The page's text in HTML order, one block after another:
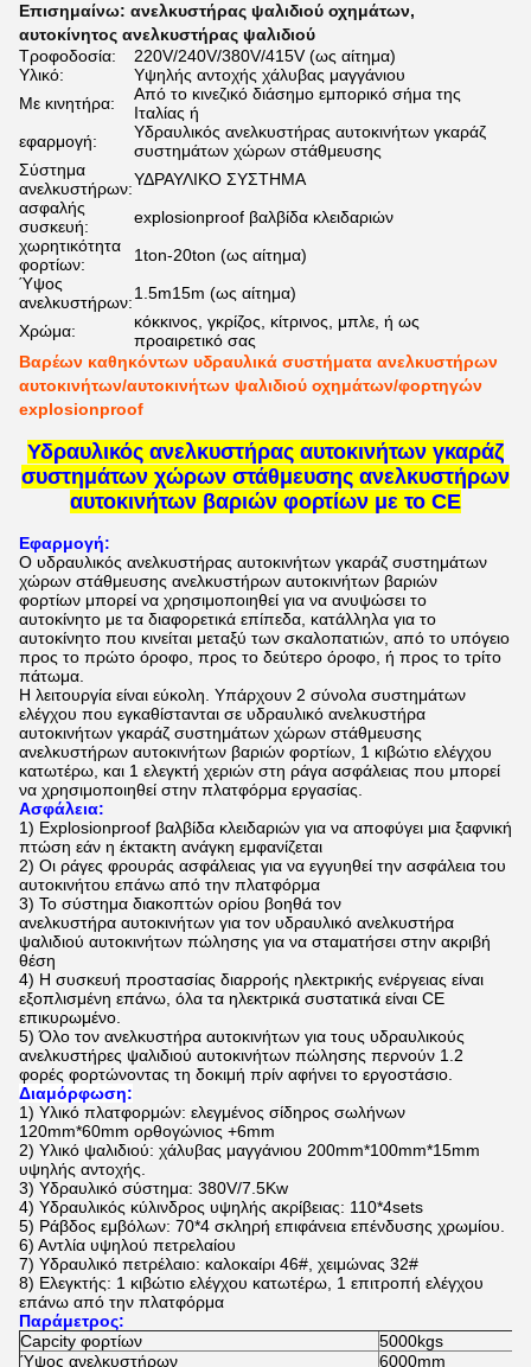
Επισημαίνω: ανελκυστήρας ψαλιδιού οχημάτων,
αυτοκίνητος ανελκυστήρας ψαλιδιού
Τροφοδοσία:
220V/240V/380V/415V (ως αίτημα)
Υλικό:
Υψηλής αντοχής χάλυβας μαγγάνιου
Με κινητήρα:
Από το κινεζικό διάσημο εμπορικό σήμα της
Ιταλίας ή
εφαρμογή:
Υδραυλικός ανελκυστήρας αυτοκινήτων γκαράζ
συστημάτων χώρων στάθμευσης
Σύστημα
ανελκυστήρων:ΥΔΡΑΥΛΙΚΟ ΣΥΣΤΗΜΑ
ασφαλής
συσκευή:
explosionproof βαλβίδα κλειδαριών
χωρητικότητα
φορτίων:
1ton-20ton (ως αίτημα)
Ύψος
ανελκυστήρων:1.5m15m (ως αίτημα)
Χρώμα:
κόκκινος, γκρίζος, κίτρινος, μπλε, ή ως
προαιρετικό σας
Βαρέων καθηκόντων υδραυλικά συστήματα ανελκυστήρων
αυτοκινήτων/αυτοκινήτων ψαλιδιού οχημάτων/φορτηγών
explosionproof
Υδραυλικός ανελκυστήρας αυτοκινήτων γκαράζ
συστημάτων χώρων στάθμευσης ανελκυστήρων
αυτοκινήτων βαριών φορτίων με το CE
Εφαρμογή:
Ο υδραυλικός ανελκυστήρας αυτοκινήτων γκαράζ συστημάτων
χώρων στάθμευσης ανελκυστήρων αυτοκινήτων βαριών
φορτίων μπορεί να χρησιμοποιηθεί για να ανυψώσει το
αυτοκίνητο με τα διαφορετικά επίπεδα, κατάλληλα για το
αυτοκίνητο που κινείται μεταξύ των σκαλοπατιών, από το υπόγειο
προς το πρώτο όροφο, προς το δεύτερο όροφο, ή προς το τρίτο
πάτωμα.
Η λειτουργία είναι εύκολη. Υπάρχουν 2 σύνολα συστημάτων
ελέγχου που εγκαθίστανται σε υδραυλικό ανελκυστήρα
αυτοκινήτων γκαράζ συστημάτων χώρων στάθμευσης
ανελκυστήρων αυτοκινήτων βαριών φορτίων , 1 κιβώτιο ελέγχου
κατωτέρω, και 1 ελεγκτή χεριών στη ράγα ασφάλειας που μπορεί
να χρησιμοποιηθεί στην πλατφόρμα εργασίας.
Ασφάλεια:
1) Explosionproof βαλβίδα κλειδαριών για να αποφύγει μια ξαφνική
πτώση εάν η έκτακτη ανάγκη εμφανίζεται
2) Οι ράγες φρουράς ασφάλειας για να εγγυηθεί την ασφάλεια του
αυτοκινήτου επάνω από την πλατφόρμα
3) Το σύστημα διακοπτών ορίου βοηθά τον
ανελκυστήρα αυτοκινήτων για τον υδραυλικό ανελκυστήρα
ψαλιδιού αυτοκινήτων πώλησης για να σταματήσει στην ακριβή
θέση
4) Η συσκευή προστασίας διαρροής ηλεκτρικής ενέργειας είναι
εξοπλισμένη επάνω, όλα τα ηλεκτρικά συστατικά είναι CE
επικυρωμένο.
5)Όλο τον ανελκυστήρα αυτοκινήτων για τους υδραυλικούς
ανελκυστήρες ψαλιδιού αυτοκινήτων πώλησης περνούν 1.2
φορές φορτώνοντας τη δοκιμή πρίν αφήνει το εργοστάσιο.
Διαμόρφωση:
1) Υλικό πλατφορμών: ελεγμένος σίδηρος σωλήνων
120mm*60mm ορθογώνιος +6mm
2) Υλικό ψαλιδιού: χάλυβας μαγγάνιου 200mm*100mm*15mm
υψηλής αντοχής.
3) Υδραυλικό σύστημα: 380V/7.5Kw
4) Υδραυλικός κύλινδρος υψηλής ακρίβειας: 110*4sets
5) Ράβδος εμβόλων: 70*4 σκληρή επιφάνεια επένδυσης χρωμίου.
6) Αντλία υψηλού πετρελαίου
7) Υδραυλικό πετρέλαιο: καλοκαίρι 46#, χειμώνας 32#
8) Ελεγκτής: 1 κιβώτιο ελέγχου κατωτέρω, 1 επιτροπή ελέγχου
επάνω από την πλατφόρμα
Παράμετρος:
Capcity φορτίων
5000kgs
Ύψος ανελκυστήρων
6000mm